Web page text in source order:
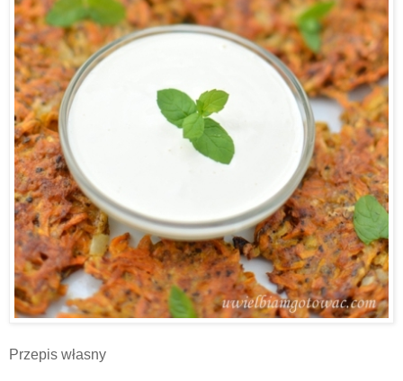
Przepis własny